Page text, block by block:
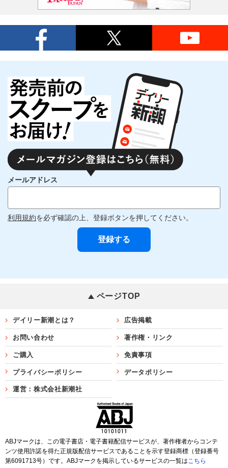
メールアドレス
利用規約を必ず確認の上、登録ボタンを押してください。
ページTOP
デイリー新潮とは？ 広告掲載
お問い合わせ 著作権・リンク
ご購入 免責事項
プライバシーポリシー データポリシー
運営：株式会社新潮社
ABJマークは、この電子書店・電子書籍配信サービスが、著作権者からコンテ
ンツ使用許諾を得た正規版配信サービスであることを示す登録商標（登録番号
第6091713号）です。ABJマークを掲示しているサービスの一覧はこちら